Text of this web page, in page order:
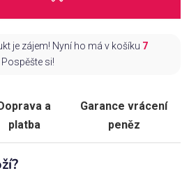
je zájem! Nyní ho má v košíku 7
Pospěšte si!
Doprava a
platba
Garance vrácení
peněz